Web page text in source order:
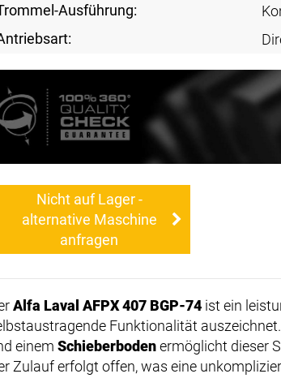
Ausführung:
Nicht auf Lager -
alternative Maschine
anfragen
Alfa Laval AFPX 407 BGP-74 ist ein
Funktionalität
einem Schieberbodenermöglicht dieser
Zulauf erfolgt offen, was eine